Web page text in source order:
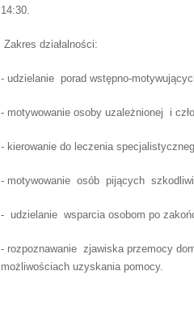
14:30.
Zakres działalności:
- udzielanie porad wstępno-
- motywowanie osoby uzależnionej i
- kierowanie do leczenia
- motywowanie osób pijących
- udzielanie wsparcia osobom po
- rozpoznawanie zjawiska przemocy
możliwościach uzyskania pomocy.